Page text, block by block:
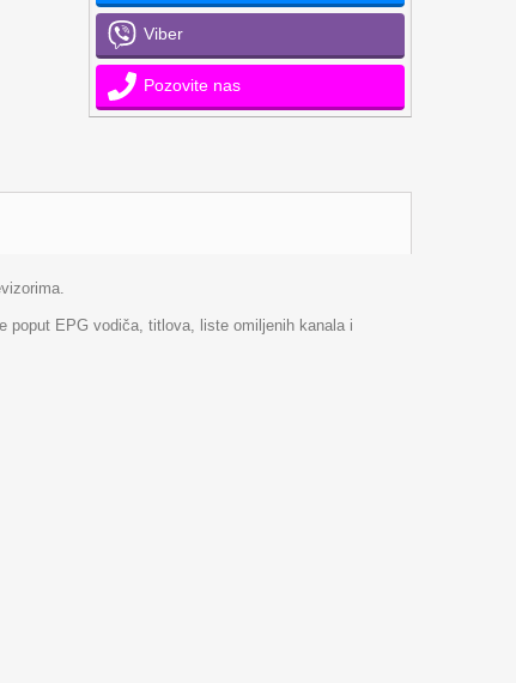
Viber
Pozovite nas
poput EPG vodiča, titlova, liste omiljenih kanala i